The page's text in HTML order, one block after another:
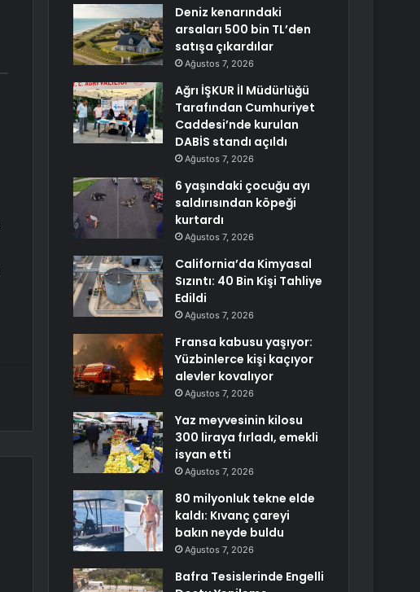
Deniz kenarındaki
arsaları 500 bin TL’den
satışa çıkardılar
Ağustos 7, 2026
Ağrı İŞKUR İl Müdürlüğü
Tarafından Cumhuriyet
Caddesi’nde kurulan
DABİS standı açıldı
Ağustos 7, 2026
6 yaşındaki çocuğu ayı
saldırısından köpeği
kurtardı
Ağustos 7, 2026
California’da Kimyasal
Sızıntı: 40 Bin Kişi Tahliye
Edildi
Ağustos 7, 2026
Fransa kabusu yaşıyor:
Yüzbinlerce kişi kaçıyor
alevler kovalıyor
Ağustos 7, 2026
Yaz meyvesinin kilosu
300 liraya fırladı, emekli
isyan etti
Ağustos 7, 2026
80 milyonluk tekne elde
kaldı: Kıvanç çareyi
bakın neyde buldu
Ağustos 7, 2026
Bafra Tesislerinde Engelli